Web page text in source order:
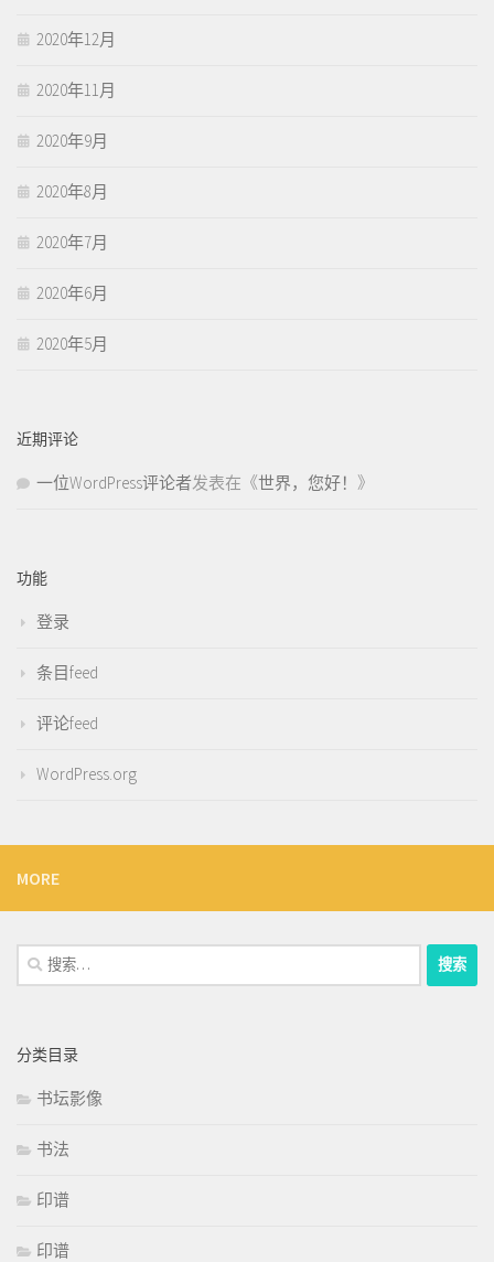
2020年12月
2020年11月
2020年9月
2020年8月
2020年7月
2020年6月
2020年5月
近期评论
一位WordPress评论者发表在《世界，您好！ 》
功能
登录
条目feed
评论feed
WordPress.org
MORE
搜
索：
分类目录
书坛影像
书法
印谱
印谱